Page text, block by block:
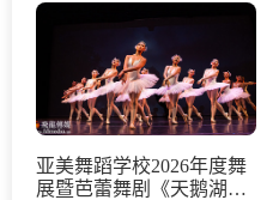
亚美舞蹈学校2026年度舞
展暨芭蕾舞剧《天鹅湖》